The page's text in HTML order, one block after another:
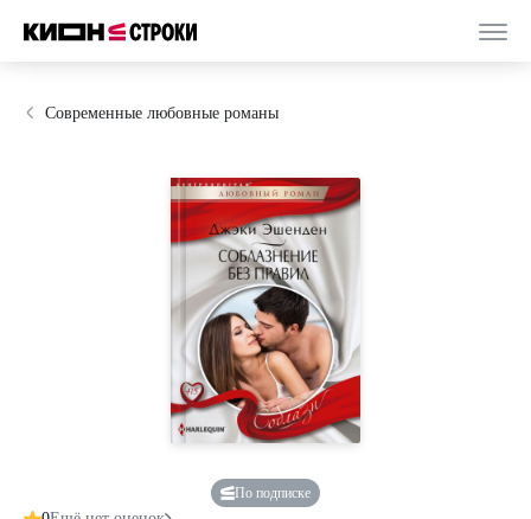
Современные любовные романы
По подписке